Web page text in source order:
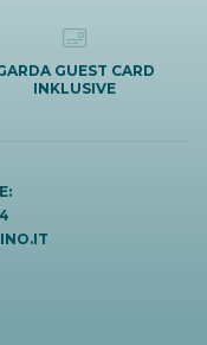
GUEST CARD
INKLUSIVE